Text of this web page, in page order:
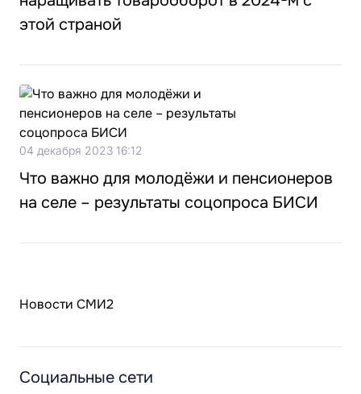
этой страной
04 декабря 2023 16:12
Что важно для молодёжи и пенсионеров
на селе – результаты соцопроса БИСИ
Новости СМИ2
Социальные сети